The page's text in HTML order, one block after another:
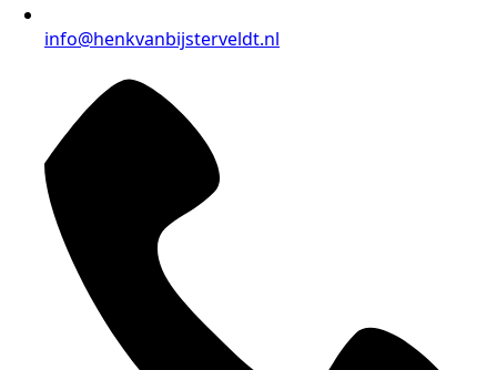
info@henkvanbijsterveldt.nl